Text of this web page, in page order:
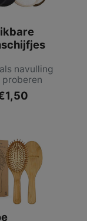
navulling
proberen